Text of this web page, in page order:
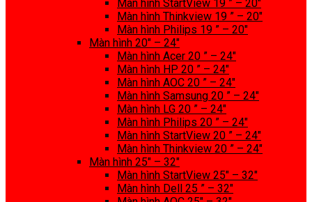
Màn hình StartView 19 ” – 20″
Màn hình Thinkview 19 ” – 20″
Màn hình Philips 19 ” – 20″
Màn hình 20″ – 24″
Màn hình Acer 20 ” – 24″
Màn hình HP 20 ” – 24″
Màn hình AOC 20 ” – 24″
Màn hình Samsung 20 ” – 24″
Màn hình LG 20 ” – 24″
Màn hình Philips 20 ” – 24″
Màn hình StartView 20 ” – 24″
Màn hình Thinkview 20 ” – 24″
Màn hình 25″ – 32″
Màn hình StartView 25″ – 32″
Màn hình Dell 25 ” – 32″